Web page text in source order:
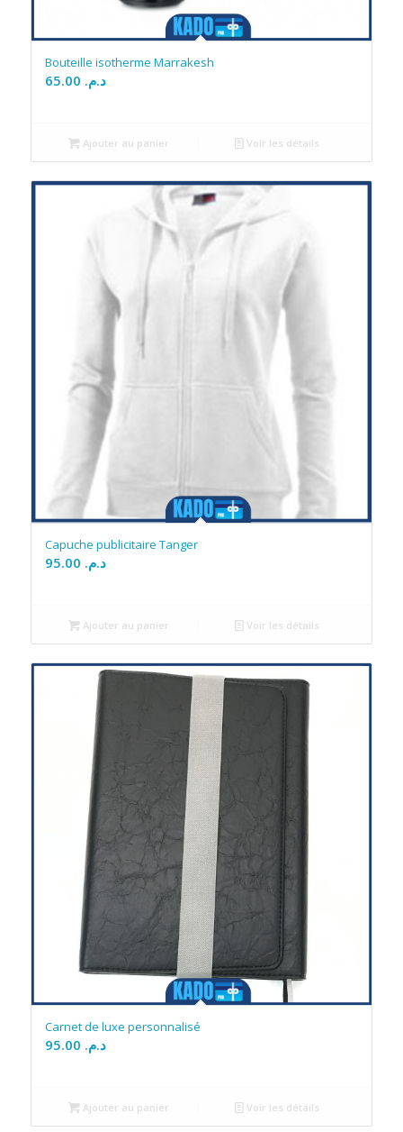
Bouteille isotherme Marrakesh
د.م.
Ajouter au panier Voir les détails
Capuche publicitaire Tanger
د.م.
Ajouter au panier Voir les détails
Carnet de luxe personnalisé
د.م.
Ajouter au panier Voir les détails